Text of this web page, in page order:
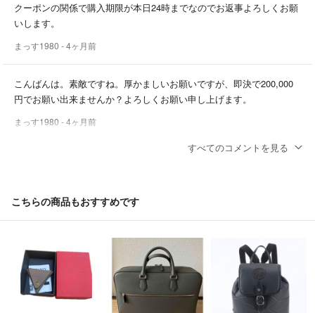
クーポンの関係で購入期限が本日24時までなのでお返事よろしくお願
いします。
まっす1980 - 4ヶ月前
こんばんは。素敵ですね。厚かましいお願いですが、即決で200,000
円でお願い出来ませんか？よろしくお願い申し上げます。
まっす1980 - 4ヶ月前
ありがとうございます。
商品に付属しているワランティカードはございませんでしょうか？
ニックネーム
すべてのコメントを見る
こちらの商品もおすすめです